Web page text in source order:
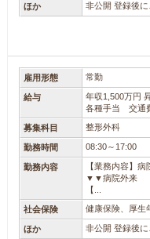
ほか 非公開 登録後に
雇用形態 常勤
給与
年収1,500万円
各種手当 交通
募集科目 整形外科
勤務時間 08:30～17:00
勤務内容
【業務内容】
▼▼病院外来
【...
社会保険 健康保険、厚生
ほか 非公開 登録後に